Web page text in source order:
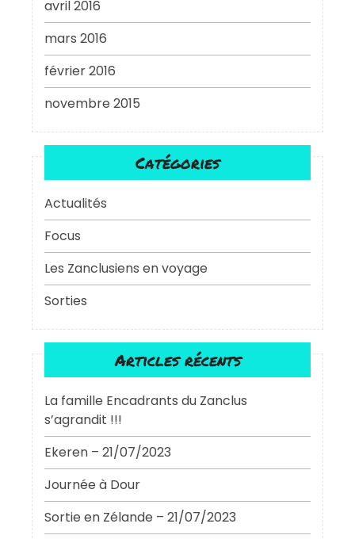
avril 2016
mars 2016
février 2016
novembre 2015
Catégories
Actualités
Focus
Les Zanclusiens en voyage
Sorties
Articles récents
La famille Encadrants du Zanclus
s’agrandit !!!
Ekeren – 21/07/2023
Journée à Dour
Sortie en Zélande – 21/07/2023